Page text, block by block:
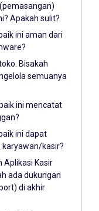
Apakah sulit?
ini aman dari
Bisakah
semuanya
ini mencatat
ini dapat
kasir?
Aplikasi Kasir
ada dukungan
di akhir